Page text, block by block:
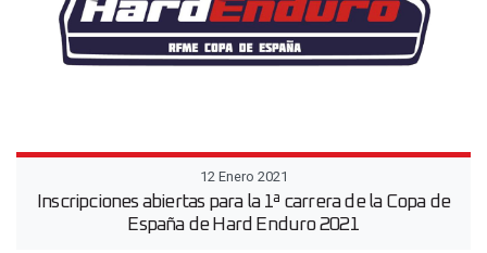
12 Enero 2021
Inscripciones abiertas para la 1ª carrera de la Copa de
España de Hard Enduro 2021